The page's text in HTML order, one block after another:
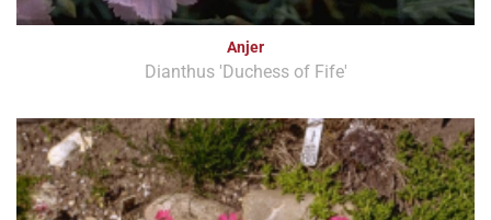
Anjer
Dianthus 'Duchess of Fife'